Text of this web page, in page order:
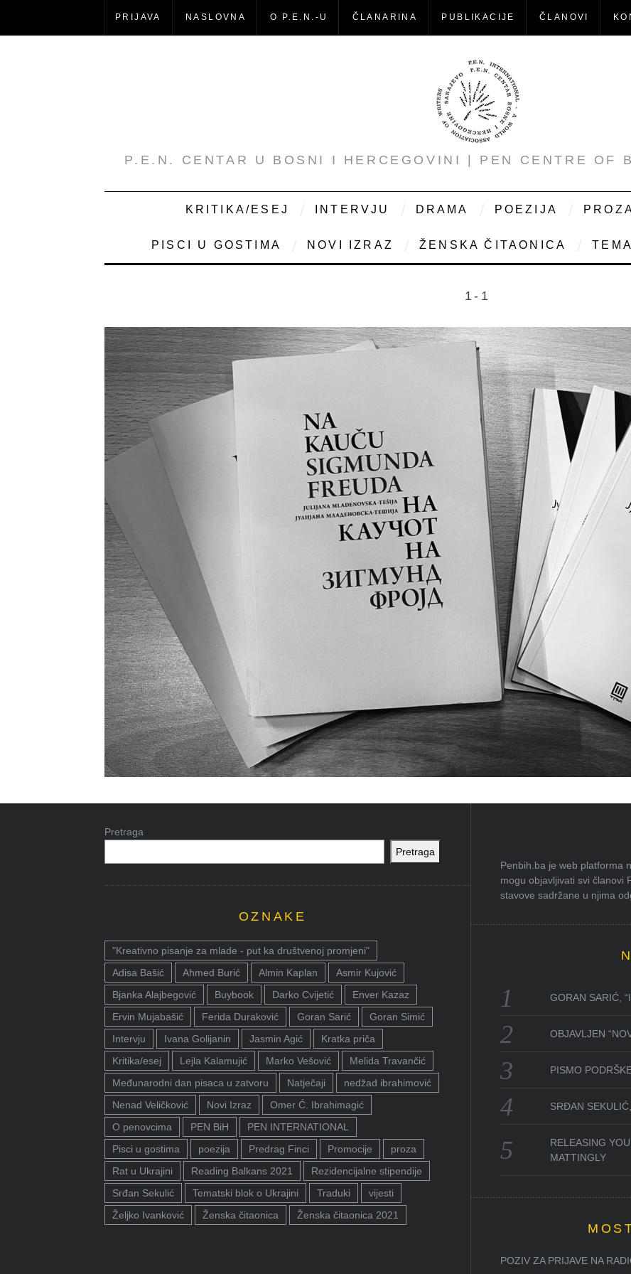
PRIJAVA NASLOVNA O P.E.N.-U ČLANARINA PUBLIKACIJE ČLANOVI
P.E.N. CENTAR U BOSNI I HERCEGOVINI | PEN CENTRE OF
KRITIKA/ESEJ INTERVJU DRAMA POEZIJA
PISCI U GOSTIMA NOVI IZRAZ ŽENSKA ČITAONICA
1-1
Pretraga
Pretraga
OZNAKE
"Kreativno pisanje za mlade - put ka društvenoj promjeni"
Adisa Bašić
Ahmed Burić Almin Kaplan
Asmir Kujović
Bjanka Alajbegović
Buybook Darko Cvijetić
Enver Kazaz
Ervin Mujabašić
Ferida Duraković Goran Sarić
Goran Simić
Intervju
Ivana Golijanin Jasmin Agić
Kratka priča
Kritika/esej
Lejla Kalamujić Marko Vešović
Melida Travančić
Međunarodni dan pisaca u zatvoru
Natječaji
nedžad ibrahimović
Nenad Veličković
Novi Izraz
Omer Ć. Ibrahimagić
O penovcima
PEN BiH
PEN INTERNATIONAL
Pisci u gostima
poezija Predrag Finci Promocije
proza
Rat u Ukrajini
Reading Balkans 2021
Rezidencijalne stipendije
Srđan Sekulić
Tematski blok o Ukrajini Traduki
vijesti
Željko Ivanković
Ženska čitaonica Ženska čitaonica 2021
Penbih.ba je web platforma
mogu objavljivati svi članovi
stavove sadržane u njima
GORAN SARIĆ,
OBJAVLJEN
PISMO
SRĐAN
RELEASING
MATTINGLY
POZIV ZA PRIJAVE NA